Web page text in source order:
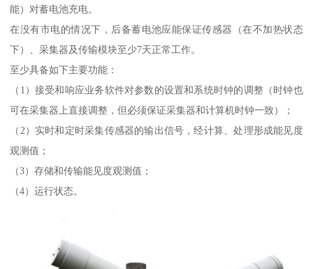
能）对蓄电池充电。
在没有市电的情况下，后备蓄电池应能保证传感器（在不加热状态
下）、采集器及传输模块至少7天正常工作。
至少具备如下主要功能：
（1）接受和响应业务软件对参数的设置和系统时钟的调整（时钟也
可在采集器上直接调整，但必须保证采集器和计算机时钟一致）；
（2）实时和定时采集传感器的输出信号，经计算、处理形成能见度
观测值；
（3）存储和传输能见度观测值；
（4）运行状态。